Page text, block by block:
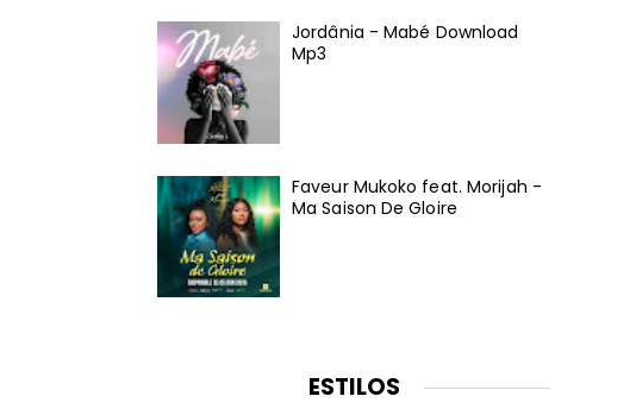
Jordânia - Mabé Download
Mp3
Faveur Mukoko feat. Morijah -
Ma Saison De Gloire
ESTILOS